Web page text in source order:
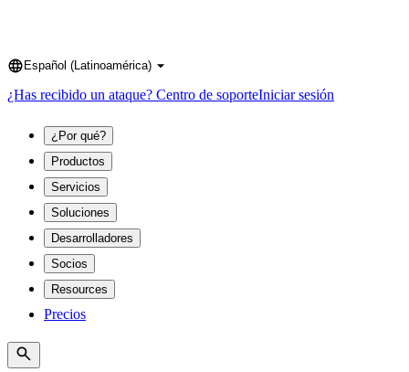
Language
Español (Latinoamérica)
¿Has recibido un ataque? Centro de soporteIniciar sesión
¿Por qué?
Productos
Servicios
Soluciones
Desarrolladores
Socios
Resources
Precios